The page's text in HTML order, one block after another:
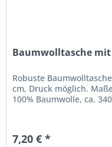
Baumwolltasche
Robuste
cm, Druck möglich.
100% Baumwolle, ca.
7,20 € *